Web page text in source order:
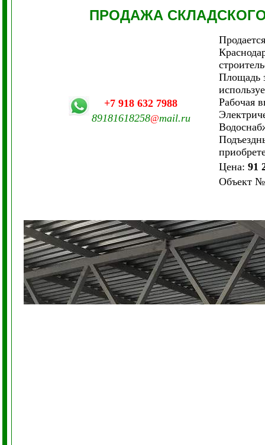
ПРОДАЖА
+7 918 632 7988
89181618258@mail.ru
Площадь
Рабочая
Цена: 91
Объект №